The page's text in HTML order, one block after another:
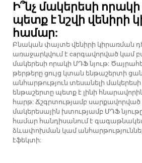
Ի՞նչ մակերեսի
պետք է նշվի վենիրի
համար:
Բնական փայտե վենիրի կիրառման
առաջարկվում է caրգավորված կամ
մակերեսի որակի ՄԴՖ նյութ:
թերթերը ցույց կտան ենթաշերտի
անհարթություն տեսանելի
ենթաշերտը պետք է լինի
հարթ: Ճշգրտությամբ սարքավորված
մակերեսային խտությամբ ՄԴՖ
համար հանդիսանում է
ձևափոխման կամ
էֆեկտի: